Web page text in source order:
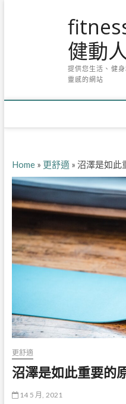
健動
提供您生活、健
靈感的網站
Home» 更舒適» 沼澤是如此
更舒適
沼澤是如此重要的
14 5 月, 2021